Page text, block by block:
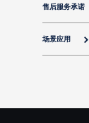
售后服务承诺
场景应用 